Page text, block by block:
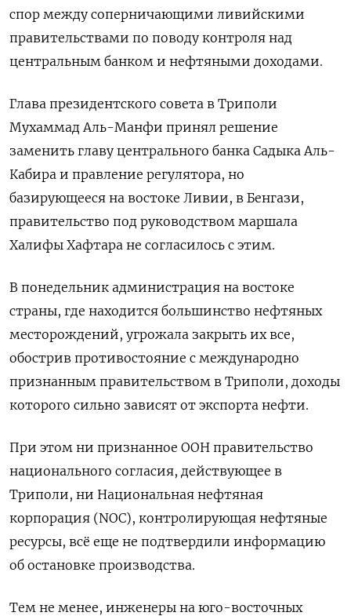
спор между соперничающими ливийскими
правительствами по поводу контроля над
центральным банком и нефтяными доходами.
Глава президентского совета в Триполи
Мухаммад Аль-Манфи принял решение
заменить главу центрального банка Садыка Аль-
Кабира и правление регулятора, но
базирующееся на востоке Ливии, в Бенгази,
правительство под руководством маршала
Халифы Хафтара не согласилось с этим.
В понедельник администрация на востоке
страны, где находится большинство нефтяных
месторождений, угрожала закрыть их все,
обострив противостояние с международно
признанным правительством в Триполи, доходы
которого сильно зависят от экспорта нефти.
При этом ни признанное ООН правительство
национального согласия, действующее в
Триполи, ни Национальная нефтяная
корпорация (NOC), контролирующая нефтяные
ресурсы, всё еще не подтвердили информацию
об остановке производства.
Тем не менее, инженеры на юго-восточных